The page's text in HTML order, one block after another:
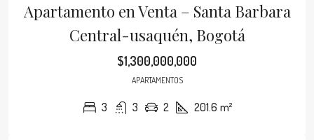
Apartamento en Venta – Santa Barbara
Central-usaquén, Bogotá
$1,300,000,000
APARTAMENTOS
3 3 2 201.6 m²